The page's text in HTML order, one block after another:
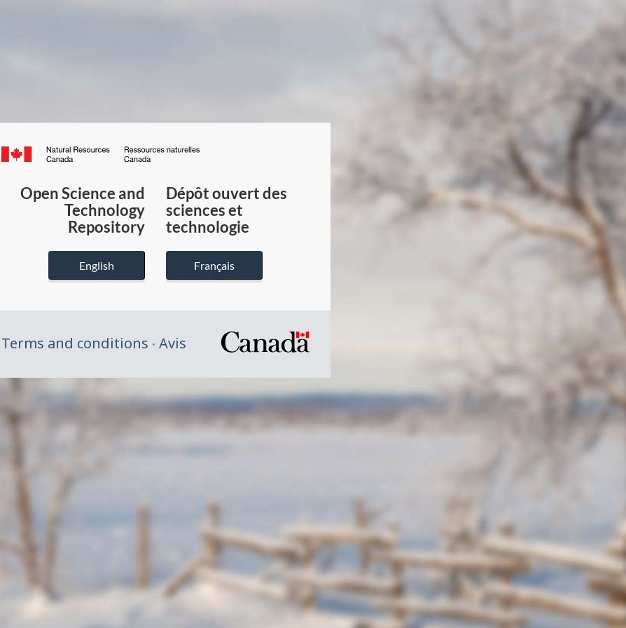
Canada.ca
du
Canada
Open Science and
Technology
Repository
English
Dépôt ouvert des
sciences et
technologie
Français
Terms and conditions Avis
/
du
gouvernement
du